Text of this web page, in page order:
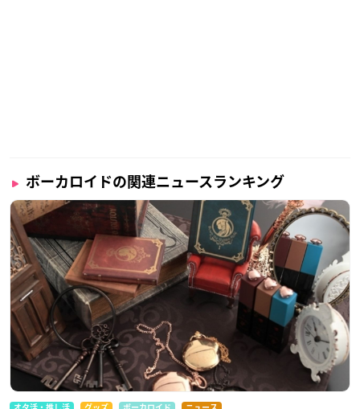
ボーカロイドの関連ニュースランキング
オタ活・推し活 グッズ ボーカロイド ニュース